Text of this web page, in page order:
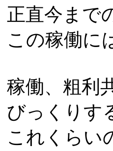
正直今まで
この稼働に
稼働、粗利
びっくりす
これくらい